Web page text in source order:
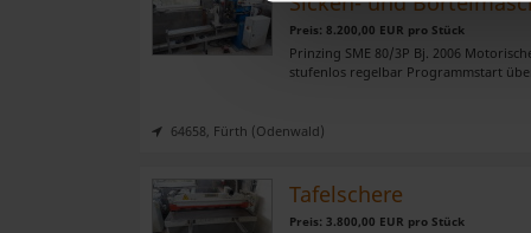
Wir verwenden Cookies, um
und die Zugriffe auf unsere
möglicherweise mit weiteren
Preis: 8.200,00 EUR pro Stück
Prinzing SME 80/3P Bj. 2006
stufenlos regelbar Programmstart
64658, Fürth (Odenwald)
Tafelschere
Preis: 3.800,00 EUR pro Stück